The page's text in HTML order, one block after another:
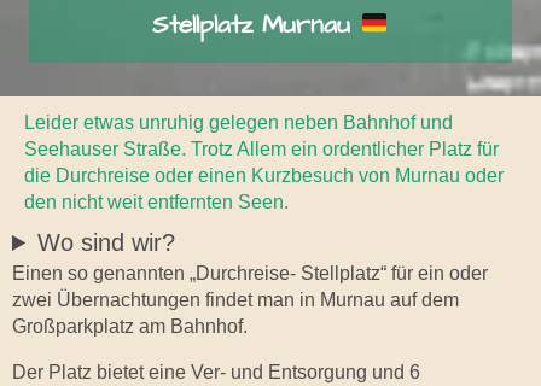
Stellplatz Murnau
Leider etwas unruhig gelegen neben Bahnhof und
Seehauser Straße. Trotz Allem ein ordentlicher Platz für
die Durchreise oder einen Kurzbesuch von Murnau oder
den nicht weit entfernten Seen.
Wo sind wir?
Einen so genannten „Durchreise- Stellplatz“ für ein oder
zwei Übernachtungen findet man in Murnau auf dem
Großparkplatz am Bahnhof.
Der Platz bietet eine Ver- und Entsorgung und 6